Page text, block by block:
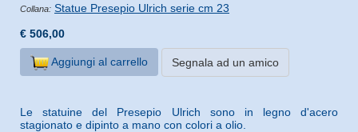
Collana: Statue Presepio Ulrich serie cm 23
€ 506,00
Aggiungi al carrello Segnala ad un amico
Le statuine del Presepio Ulrich sono in legno d'acero
stagionato e dipinto a mano con colori a olio.